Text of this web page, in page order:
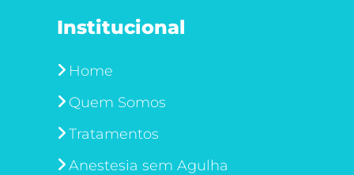
Institucional
Home
Quem Somos
Tratamentos
Anestesia sem Agulha